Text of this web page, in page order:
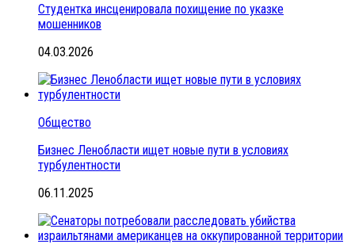
Студентка инсценировала похищение по указке
мошенников
04.03.2026
Общество
Бизнес Ленобласти ищет новые пути в условиях
турбулентности
06.11.2025